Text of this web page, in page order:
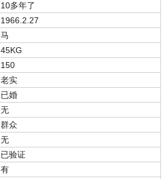
10多年了
1966.2.27
马
45KG
150
老实
已婚
无
群众
无
已验证
有